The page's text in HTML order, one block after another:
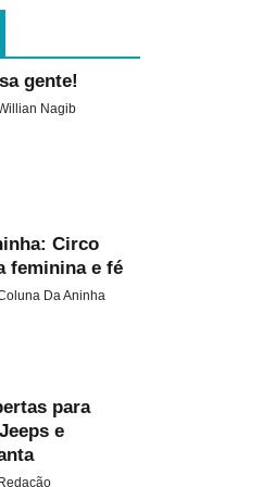
gente!
Nagib
Circo
feminina e fé
Da Aninha
para
e
Redação